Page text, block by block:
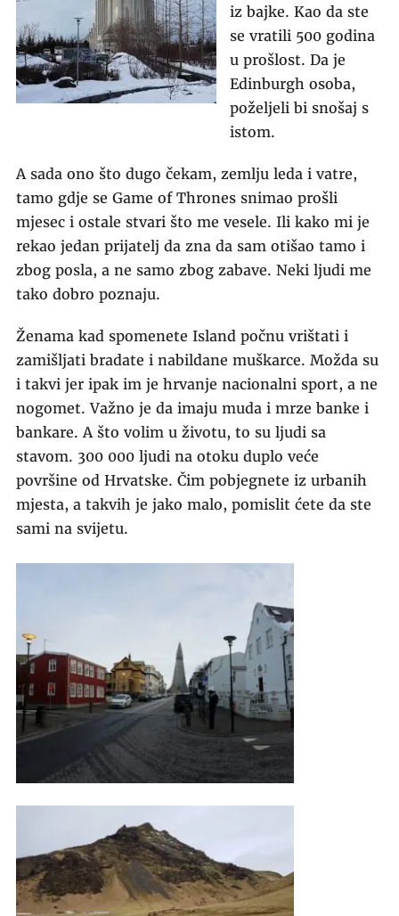
iz bajke. Kao da ste
se vratili 500 godina
u prošlost. Da je
Edinburgh osoba,
poželjeli bi snošaj s
istom.
A sada ono što dugo čekam, zemlju leda i vatre,
tamo gdje se Game of Thrones snimao prošli
mjesec i ostale stvari što me vesele. Ili kako mi je
rekao jedan prijatelj da zna da sam otišao tamo i
zbog posla, a ne samo zbog zabave. Neki ljudi me
tako dobro poznaju.
Ženama kad spomenete Island počnu vrištati i
zamišljati bradate i nabildane muškarce. Možda su
i takvi jer ipak im je hrvanje nacionalni sport, a ne
nogomet. Važno je da imaju muda i mrze banke i
bankare. A što volim u životu, to su ljudi sa
stavom. 300 000 ljudi na otoku duplo veće
površine od Hrvatske. Čim pobjegnete iz urbanih
mjesta, a takvih je jako malo, pomislit ćete da ste
sami na svijetu.